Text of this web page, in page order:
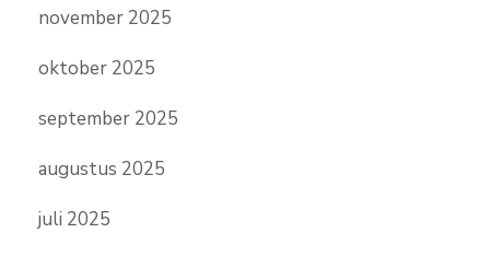
november 2025
oktober 2025
september 2025
augustus 2025
juli 2025